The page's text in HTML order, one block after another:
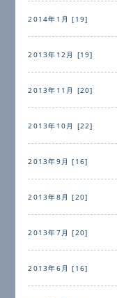
2014年1月 [19]
2013年12月 [19]
2013年11月 [20]
2013年10月 [22]
2013年9月 [16]
2013年8月 [20]
2013年7月 [20]
2013年6月 [16]